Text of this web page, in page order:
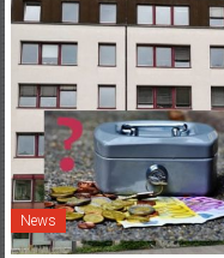
News